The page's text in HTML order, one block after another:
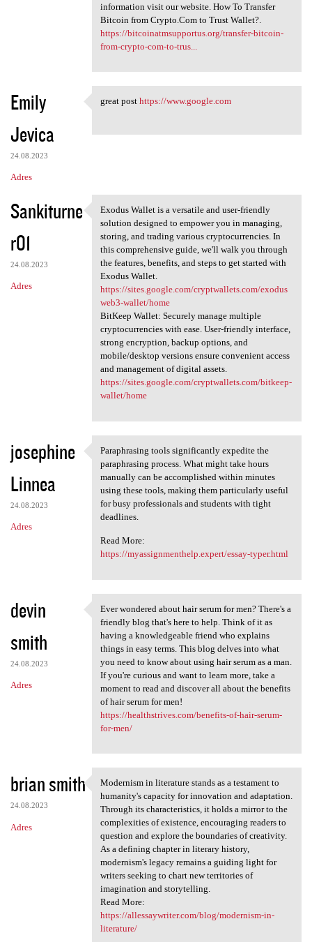
information visit our website. How To Transfer
Bitcoin from Crypto.Com to Trust Wallet?.
https://bitcoinatmsupportus.org/transfer-bitcoin-
from-crypto-com-to-trus...
Emily
Jevica
24.08.2023
Adres
great post https://www.google
great post https://www.google.com
Sankiturne
r01
24.08.2023
Adres
Exodus Wallet is a versatile
Exodus Wallet is a versatile and user-friendly
solution designed to empower you in managing,
storing, and trading various cryptocurrencies. In
this comprehensive guide, we'll walk you through
the features, benefits, and steps to get started with
Exodus Wallet.
https://sites.google.com/cryptwallets.com/exodus
web3-wallet/home
BitKeep Wallet: Securely manage multiple
cryptocurrencies with ease. User-friendly interface,
strong encryption, backup options, and
mobile/desktop versions ensure convenient access
and management of digital assets.
https://sites.google.com/cryptwallets.com/bitkeep-
wallet/home
josephine
Linnea
24.08.2023
Adres
Paraphrasing tools
Paraphrasing tools significantly expedite the
paraphrasing process. What might take hours
manually can be accomplished within minutes
using these tools, making them particularly useful
for busy professionals and students with tight
deadlines.
Read More:
https://myassignmenthelp.expert/essay-typer.html
devin
smith
24.08.2023
Adres
Ever wondered about hair
Ever wondered about hair serum for men? There's a
friendly blog that's here to help. Think of it as
having a knowledgeable friend who explains
things in easy terms. This blog delves into what
you need to know about using hair serum as a man.
If you're curious and want to learn more, take a
moment to read and discover all about the benefits
of hair serum for men!
https://healthstrives.com/benefits-of-hair-serum-
for-men/
brian smith
24.08.2023
Adres
Modernism in literature
Modernism in literature stands as a testament to
humanity's capacity for innovation and adaptation.
Through its characteristics, it holds a mirror to the
complexities of existence, encouraging readers to
question and explore the boundaries of creativity.
As a defining chapter in literary history,
modernism's legacy remains a guiding light for
writers seeking to chart new territories of
imagination and storytelling.
Read More:
https://allessaywriter.com/blog/modernism-in-
literature/